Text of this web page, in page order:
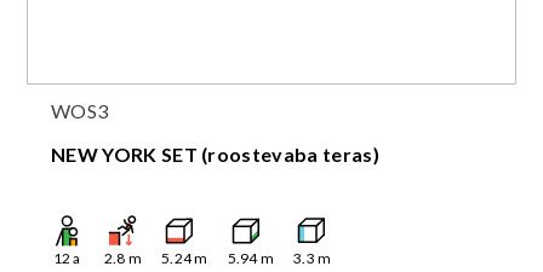
WOS3
NEW YORK SET (roostevaba teras)
12 a 2.8 m 5.24m 5.94m 3.3 m